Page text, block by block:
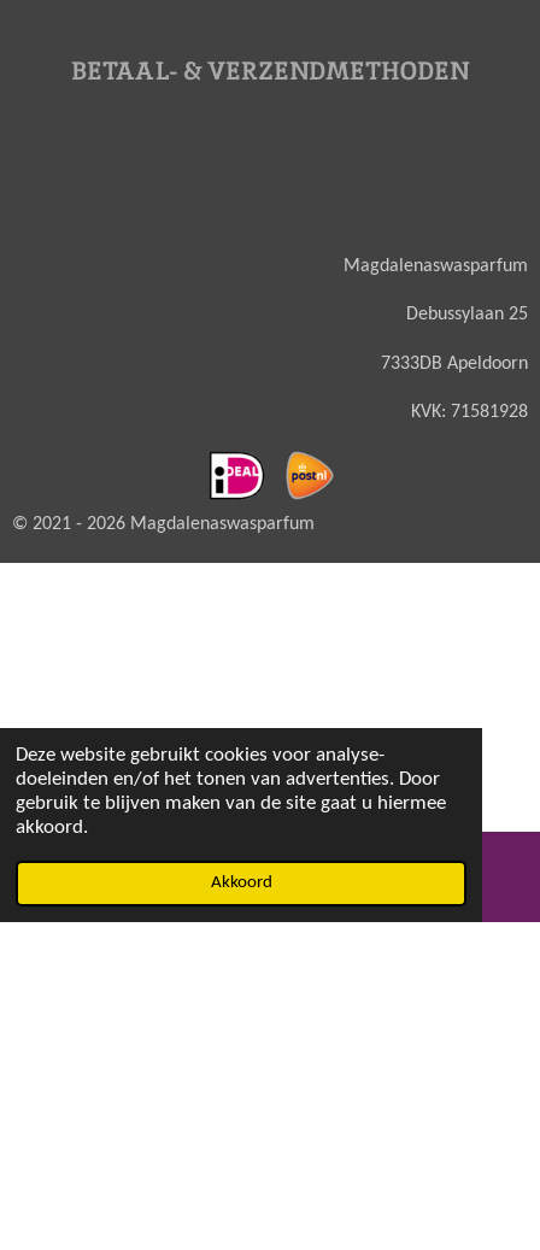
Deze website gebruikt cookies voor analyse-
doeleinden en/of het tonen van advertenties. Door
gebruik te blijven maken van de site gaat u hiermee
akkoord.
Akkoord
BETAAL- & VERZENDMETHODEN
Magdalenaswasparfum
Debussylaan 25
7333DB Apeldoorn
KVK: 71581928
© 2021 - 2026 Magdalenaswasparfum